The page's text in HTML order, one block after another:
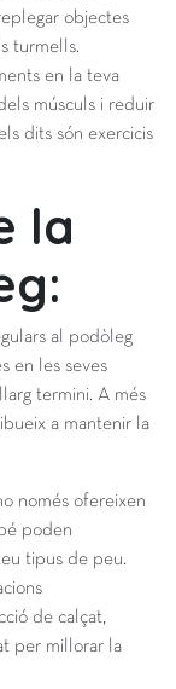
objectes
turmells.
en la teva
músculs i reduir
dits són exercicis
la
al podòleg
en les seves
termini. A més
a mantenir la
només ofereixen
poden
tipus de peu.
de calçat,
per millorar la